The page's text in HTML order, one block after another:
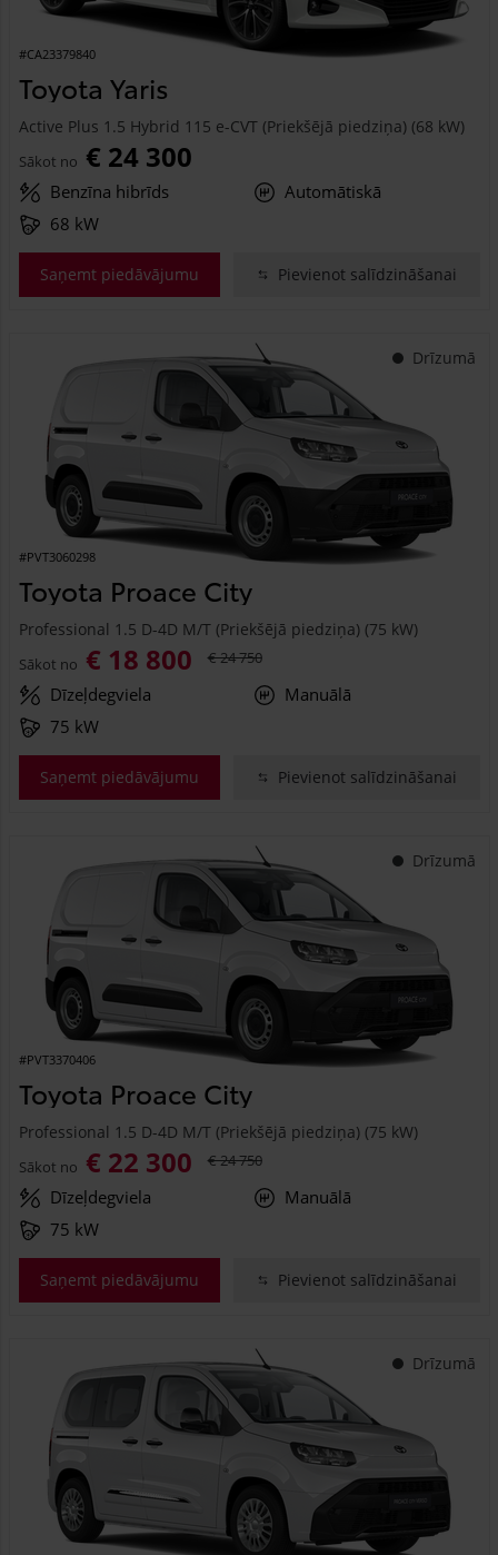
#CA23379840
Toyota Yaris
Active Plus 1.5 Hybrid 115 e-CVT (Priekšējā piedziņa) (68 kW)
Sākot no € 24 300
Benzīna hibrīds
Automātiskā
68 kW
Saņemt piedāvājumu Pievienot salīdzināšanai
Drīzumā
#PVT3060298
Toyota Proace City
Professional 1.5 D-4D M/T (Priekšējā piedziņa) (75 kW)
Sākot no € 18 800 € 24 750
Dīzeļdegviela
Manuālā
75 kW
Saņemt piedāvājumu Pievienot salīdzināšanai
Drīzumā
#PVT3370406
Toyota Proace City
Professional 1.5 D-4D M/T (Priekšējā piedziņa) (75 kW)
Sākot no € 22 300 € 24 750
Dīzeļdegviela
Manuālā
75 kW
Saņemt piedāvājumu Pievienot salīdzināšanai
Drīzumā